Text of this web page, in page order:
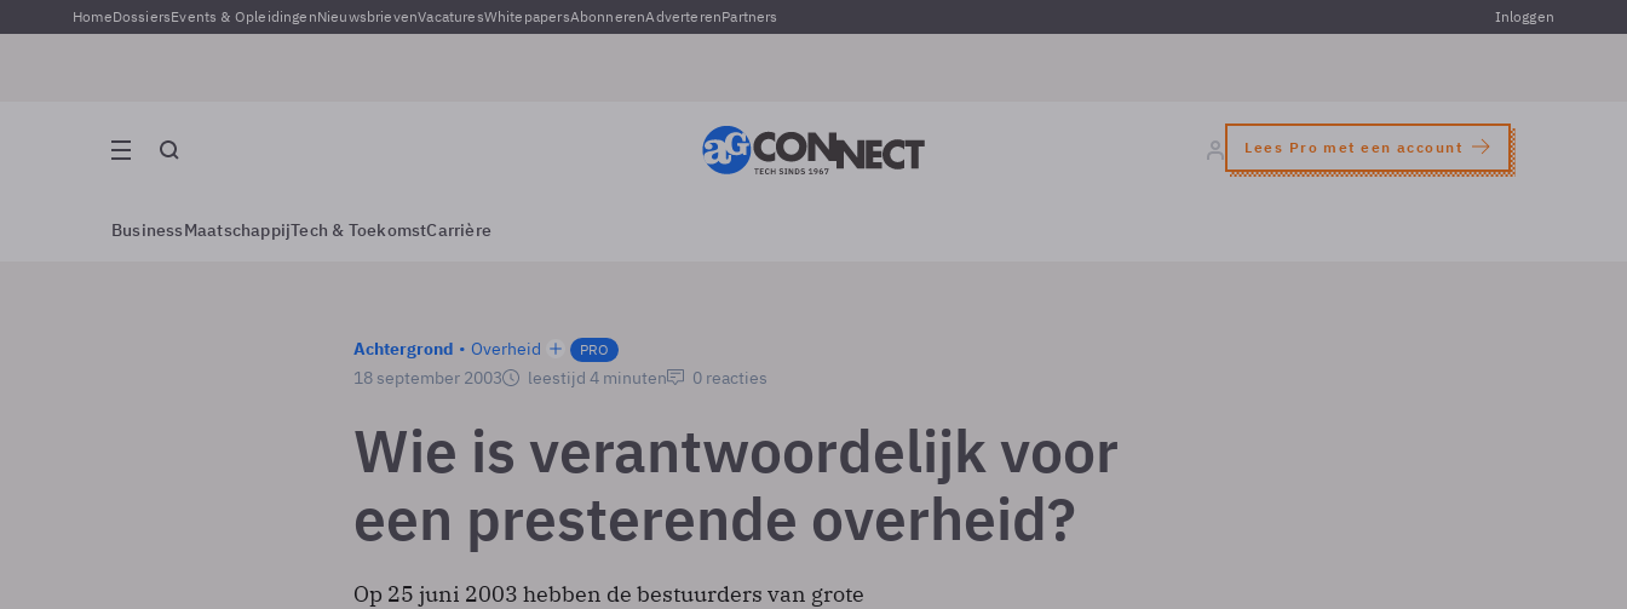
HomeDossiersEvents & OpleidingenNieuwsbrievenVacaturesWhitepapersAbonnerenAdverterenPartners Inloggen
Lees Pro met een account
BusinessMaatschappijTech & ToekomstCarrière
Achtergrond Overheid PRO
18 september 2003 leestijd 4 minuten 0 reacties
Wie is verantwoordelijk voor
een presterende overheid?
Op 25 juni 2003 hebben de bestuurders van grote